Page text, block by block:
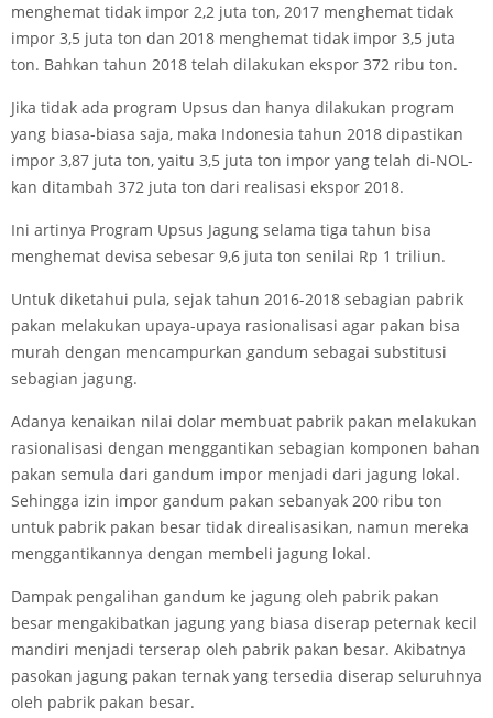
menghemat tidak impor 2,2 juta ton, 2017 menghemat tidak
impor 3,5 juta ton dan 2018 menghemat tidak impor 3,5 juta
ton. Bahkan tahun 2018 telah dilakukan ekspor 372 ribu ton.
Jika tidak ada program Upsus dan hanya dilakukan program
yang biasa-biasa saja, maka Indonesia tahun 2018 dipastikan
impor 3,87 juta ton, yaitu 3,5 juta ton impor yang telah di-NOL-
kan ditambah 372 juta ton dari realisasi ekspor 2018.
Ini artinya Program Upsus Jagung selama tiga tahun bisa
menghemat devisa sebesar 9,6 juta ton senilai Rp 1 triliun.
Untuk diketahui pula, sejak tahun 2016-2018 sebagian pabrik
pakan melakukan upaya-upaya rasionalisasi agar pakan bisa
murah dengan mencampurkan gandum sebagai substitusi
sebagian jagung.
Adanya kenaikan nilai dolar membuat pabrik pakan melakukan
rasionalisasi dengan menggantikan sebagian komponen bahan
pakan semula dari gandum impor menjadi dari jagung lokal.
Sehingga izin impor gandum pakan sebanyak 200 ribu ton
untuk pabrik pakan besar tidak direalisasikan, namun mereka
menggantikannya dengan membeli jagung lokal.
Dampak pengalihan gandum ke jagung oleh pabrik pakan
besar mengakibatkan jagung yang biasa diserap peternak kecil
mandiri menjadi terserap oleh pabrik pakan besar. Akibatnya
pasokan jagung pakan ternak yang tersedia diserap seluruhnya
oleh pabrik pakan besar.